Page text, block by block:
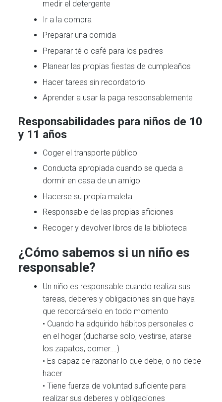
medir el detergente
Ir a la compra
Preparar una comida
Preparar té o café para los padres
Planear las propias fiestas de cumpleaños
Hacer tareas sin recordatorio
Aprender a usar la paga responsablemente
Responsabilidades para niños de 10
y 11 años
Coger el transporte público
Conducta apropiada cuando se queda a
dormir en casa de un amigo
Hacerse su propia maleta
Responsable de las propias aficiones
Recoger y devolver libros de la biblioteca
¿Cómo sabemos si un niño es
responsable?
Un niño es responsable cuando realiza sus
tareas, deberes y obligaciones sin que haya
que recordárselo en todo momento
• Cuando ha adquirido hábitos personales o
en el hogar (ducharse solo, vestirse, atarse
los zapatos, comer….)
• Es capaz de razonar lo que debe, o no debe
hacer
• Tiene fuerza de voluntad suficiente para
realizar sus deberes y obligaciones